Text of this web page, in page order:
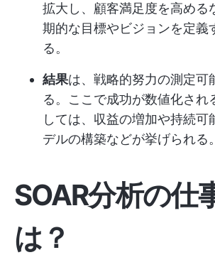
拡大し、顧客満足度を高める
期的な目標やビジョンを定義
る。
結果は、戦略的努力の測定可
る。ここで成功が数値化され
しては、収益の増加や持続可
デルの構築などが挙げられる。
SOAR分析の仕
は？